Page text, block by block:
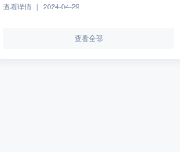
查看详情 | 2024-04-29
查看全部